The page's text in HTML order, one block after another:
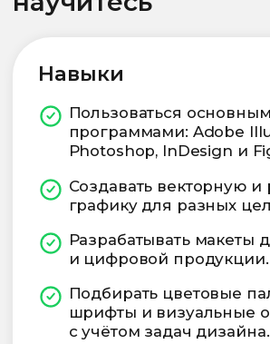
Мы обеспечим
возможности для старта
Переход в новую профессию
не должен быть стрессом.